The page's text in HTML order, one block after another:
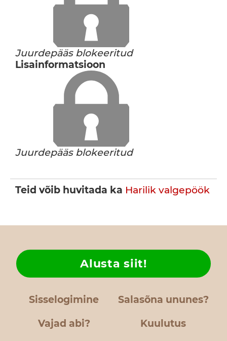
Juurdepääs blokeeritud
Lisainformatsioon
Juurdepääs blokeeritud
Teid võib huvitada ka Harilik valgepöök
Sisselogimine Salasõna ununes?
Vajad abi?
Alusta siit!
Kuulutus